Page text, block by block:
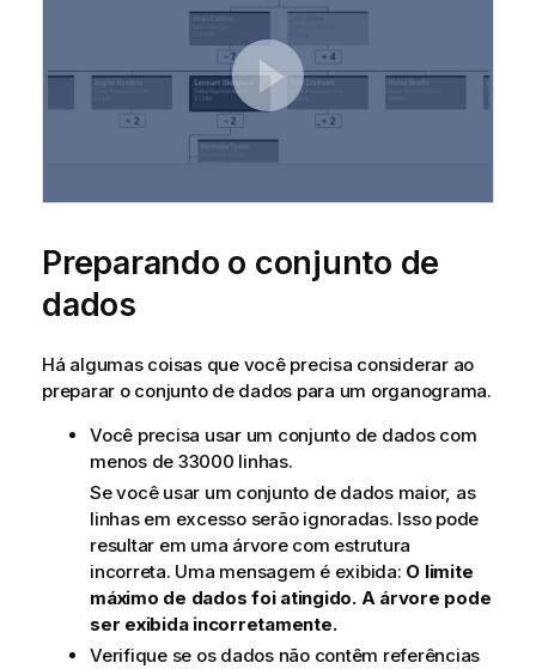
Preparando o conjunto de
dados
Há algumas coisas que você precisa considerar ao
preparar o conjunto de dados para um organograma.
Você precisa usar um conjunto de dados com
menos de 33000 linhas.
Se você usar um conjunto de dados maior, as
linhas em excesso serão ignoradas. Isso pode
resultar em uma árvore com estrutura
incorreta. Uma mensagem é exibida: O limite
máximo de dados foi atingido. A árvore pode
ser exibida incorretamente.
Verifique se os dados não contêm referências